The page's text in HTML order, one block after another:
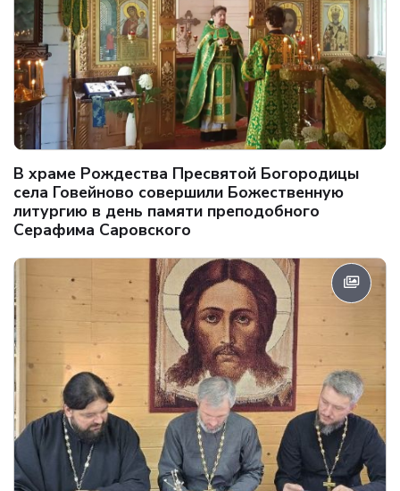
В храме Рождества Пресвятой Богородицы
села Говейново совершили Божественную
литургию в день памяти преподобного
Серафима Саровского